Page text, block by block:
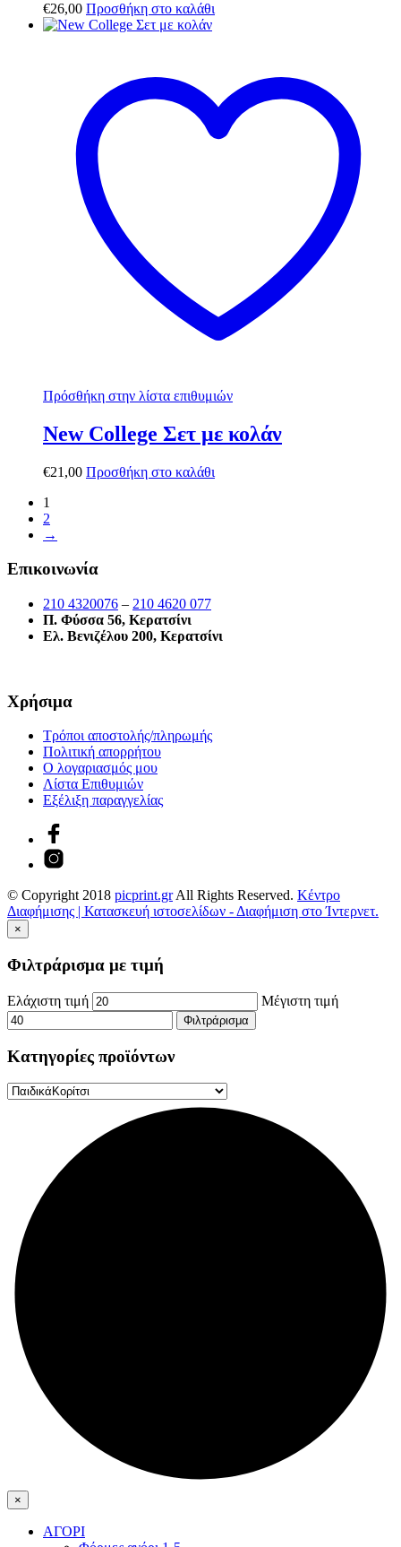
€26,00 Προσθήκη στο καλάθι
Πρόσθήκη στην λίστα επιθυμιών
New College Σετ με κολάν
€21,00 Προσθήκη στο καλάθι
1
2
→
Επικοινωνία
210 4320076 – 210 4620 077
Π. Φύσσα 56, Κερατσίνι
Ελ. Βενιζέλου 200, Κερατσίνι
Χρήσιμα
Τρόποι αποστολής/πληρωμής
Πολιτική απορρήτου
Ο λογαριασμός μου
Λίστα Επιθυμιών
Εξέλιξη παραγγελίας
© Copyright 2018 picprint.grAll Rights Reserved. Κέντρο
Διαφήμισης | Κατασκευή ιστοσελίδων - Διαφήμιση στο Ίντερνετ.
×
Φιλτράρισμα με τιμή
Ελάχιστη τιμή Μέγιστη τιμή
Φιλτράρισμα
Κατηγορίες προϊόντων
×
ΑΓΟΡΙ